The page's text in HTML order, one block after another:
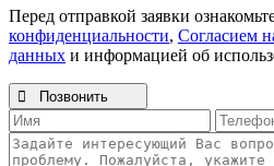
Перед отправкой заявки
конфиденциальности, Согласием
данных и информацией об
 Позвонить